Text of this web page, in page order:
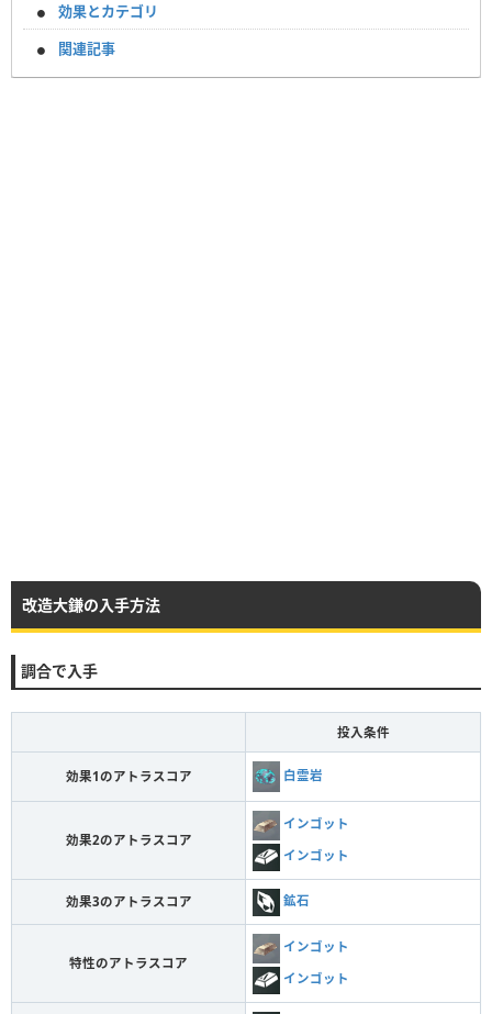
効果とカテゴリ
関連記事
改造大鎌の入手方法
調合で入手
投入条件
効果1のアトラスコア 白霊岩
効果2のアトラスコア
インゴット
インゴット
効果3のアトラスコア 鉱石
特性のアトラスコア
インゴット
インゴット